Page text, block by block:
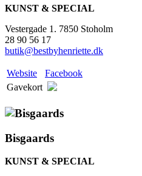
KUNST & SPECIAL
Vestergade 1. 7850 Stoholm
28 90 56 17
butik@bestbyhenriette.dk
Website
Facebook
Gavekort
Bisgaards
KUNST & SPECIAL